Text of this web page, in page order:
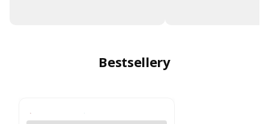
Bestsellery